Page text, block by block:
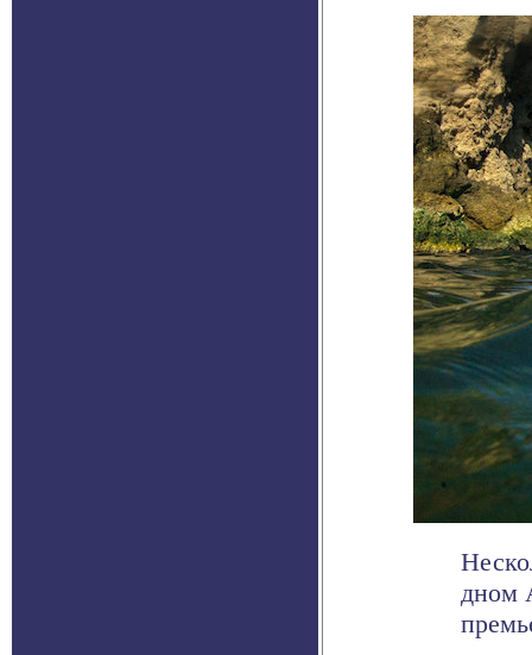
дном